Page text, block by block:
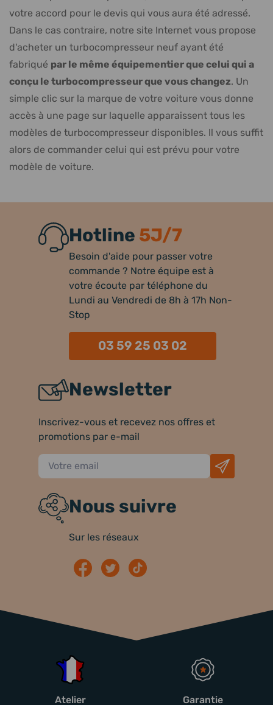
votre accord pour le devis qui vous aura été adressé.
Dans le cas contraire, notre site Internet vous propose
d'acheter un turbocompresseur neuf ayant été
fabriqué par le même équipementier que celui qui a
conçu le turbocompresseur que vous changez. Un
simple clic sur la marque de votre voiture vous donne
accès à une page sur laquelle apparaissent tous les
modèles de turbocompresseur disponibles. Il vous suffit
alors de commander celui qui est prévu pour votre
modèle de voiture.
Hotline 5J/7
Besoin d'aide pour passer votre
commande ? Notre équipe est à
votre écoute par téléphone du
Lundi au Vendredi de 8h à 17h Non-
Stop
03 59 25 03 02
Newsletter
Inscrivez-vous et recevez nos offres et
promotions par e-mail
Nous suivre
Sur les réseaux
Atelier
Garantie